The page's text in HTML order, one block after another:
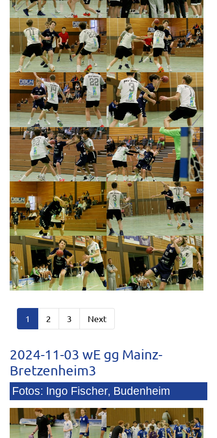
1 2 3 Next
2024-11-03 wE gg Mainz-
Bretzenheim3
Fotos: Ingo Fischer, Budenheim